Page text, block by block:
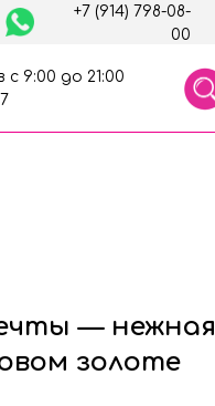
+7 (914) 798-08-
00
с 9:00 до 21:00
— нежная
золоте